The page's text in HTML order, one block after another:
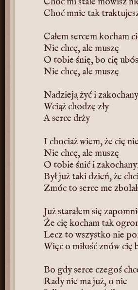
Choć mnie tak
Całem sercem kocham
Nie chcę, ale muszę
O tobie śnię, bo cię
Nie chcę, ale muszę
Nadzieją żyć i
Wciąż chodzę zły
A serce drży
I chociaż wiem, że cię
Nie chcę, ale muszę
O tobie śnić i
Był już taki dzień, że
Zmóc to serce me
Już starałem się
Że cię kocham tak
Lecz to wszystko nie
Więc o miłość znów cię
Bo gdy serce czegoś
Rady nie ma już, o nie